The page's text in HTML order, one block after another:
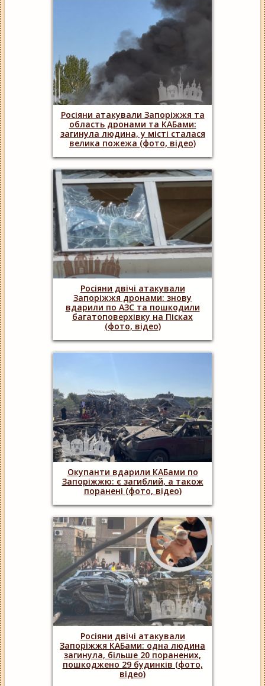
Росіяни атакували Запоріжжя та
область дронами та КАБами:
загинула людина, у місті сталася
велика пожежа (фото, відео)
Росіяни двічі атакували
Запоріжжя дронами: знову
вдарили по АЗС та пошкодили
багатоповерхівку на Пісках
(фото, відео)
Окупанти вдарили КАБами по
Запоріжжю: є загиблий, а також
поранені (фото, відео)
Росіяни двічі атакували
Запоріжжя КАБами: одна людина
загинула, більше 20 поранених,
пошкоджено 29 будинків (фото,
відео)